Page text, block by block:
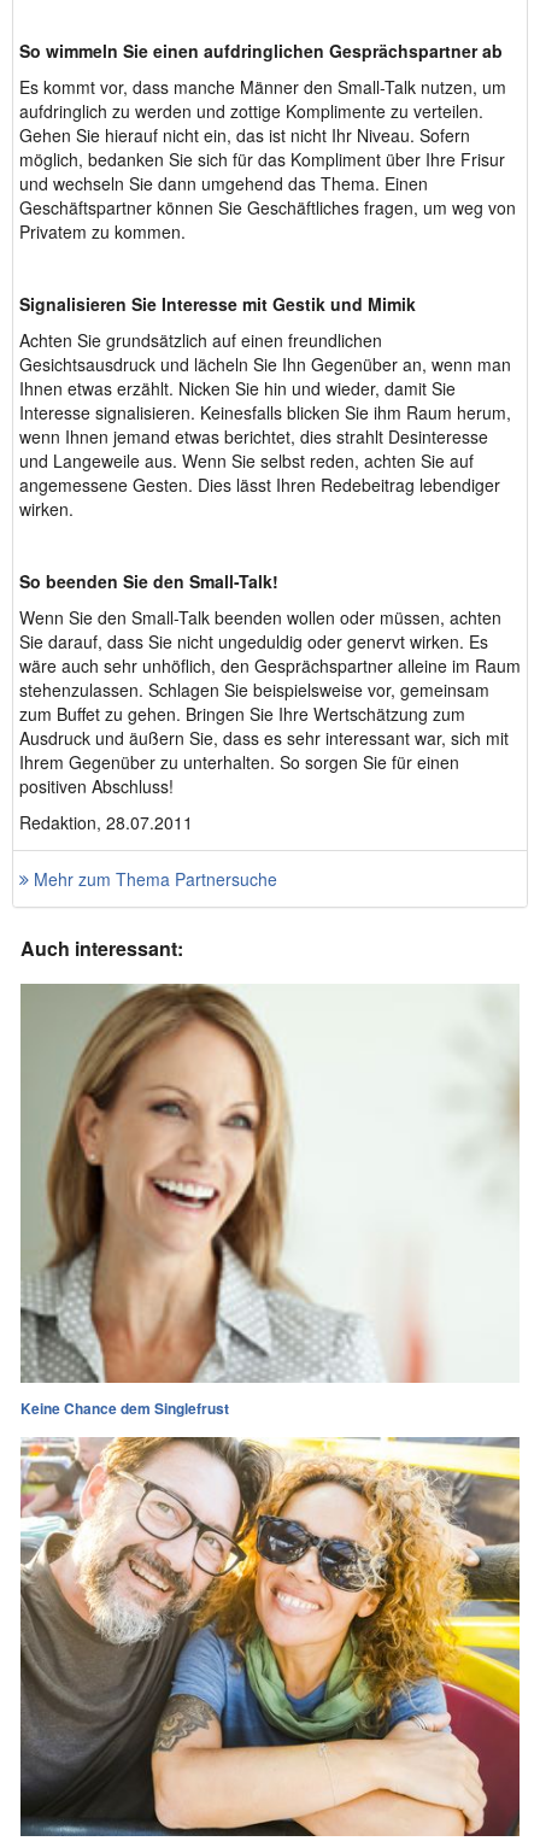
So wimmeln Sie einen aufdringlichen Gesprächspartner ab
Es kommt vor, dass manche Männer den Small-Talk nutzen, um
aufdringlich zu werden und zottige Komplimente zu verteilen.
Gehen Sie hierauf nicht ein, das ist nicht Ihr Niveau. Sofern
möglich, bedanken Sie sich für das Kompliment über Ihre Frisur
und wechseln Sie dann umgehend das Thema. Einen
Geschäftspartner können Sie Geschäftliches fragen, um weg von
Privatem zu kommen.
Signalisieren Sie Interesse mit Gestik und Mimik
Achten Sie grundsätzlich auf einen freundlichen
Gesichtsausdruck und lächeln Sie Ihn Gegenüber an, wenn man
Ihnen etwas erzählt. Nicken Sie hin und wieder, damit Sie
Interesse signalisieren. Keinesfalls blicken Sie ihm Raum herum,
wenn Ihnen jemand etwas berichtet, dies strahlt Desinteresse
und Langeweile aus. Wenn Sie selbst reden, achten Sie auf
angemessene Gesten. Dies lässt Ihren Redebeitrag lebendiger
wirken.
So beenden Sie den Small-Talk!
Wenn Sie den Small-Talk beenden wollen oder müssen, achten
Sie darauf, dass Sie nicht ungeduldig oder genervt wirken. Es
wäre auch sehr unhöflich, den Gesprächspartner alleine im Raum
stehenzulassen. Schlagen Sie beispielsweise vor, gemeinsam
zum Buffet zu gehen. Bringen Sie Ihre Wertschätzung zum
Ausdruck und äußern Sie, dass es sehr interessant war, sich mit
Ihrem Gegenüber zu unterhalten. So sorgen Sie für einen
positiven Abschluss!
Redaktion, 28.07.2011
Mehr zum Thema Partnersuche
Auch interessant:
Keine Chance dem Singlefrust